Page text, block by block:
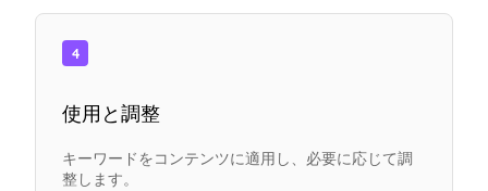
4
使用と調整
キーワードをコンテンツに適用し、必要に応じて調
整します。